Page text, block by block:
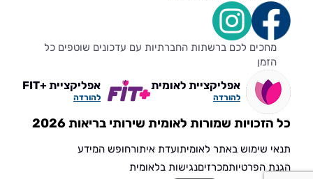
מחכים לכם ברשתות החברתיות עם עדכונים שוטפים כל
הזמן
אפליקציית לאומית
להורדה
אפליקציית +FIT
להורדה
כל הזכויות שמורות לאומית שירותי בריאות 2026
תנאי שימוש באתר לאומיתועדת איתורחופש המידע
הגנת הפרטיותמכרזיםנגישות בלאומית